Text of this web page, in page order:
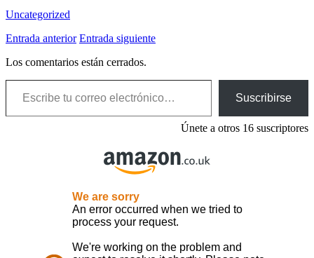
Uncategorized
Entrada anterior Entrada siguiente
Los comentarios están cerrados.
Escribe tu correo electrónico…
Suscribirse
Únete a otros 16 suscriptores